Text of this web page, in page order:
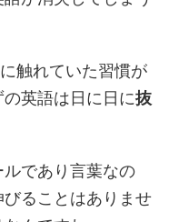
触れていた習慣が
英語は日に日に抜
であり言葉なの
ることはありませ